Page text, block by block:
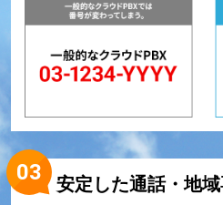
安定した通話・地